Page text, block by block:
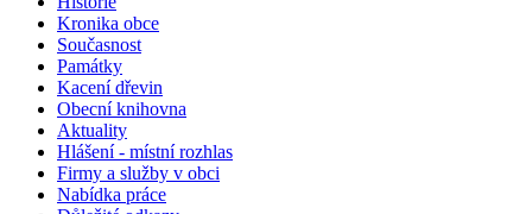
Kronika obce
Současnost
Památky
Kacení dřevin
Obecní knihovna
Aktuality
Hlášení - místní rozhlas
Firmy a služby v obci
Nabídka práce